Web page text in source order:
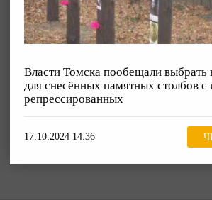
Власти Томска пообещали выбрать
для снесённых памятных столбов
репрессированных
17.10.2024 14:36